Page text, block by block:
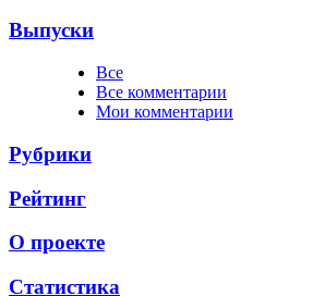
Выпуски
Все
Все комментарии
Мои комментарии
Рубрики
Рейтинг
О проекте
Статистика